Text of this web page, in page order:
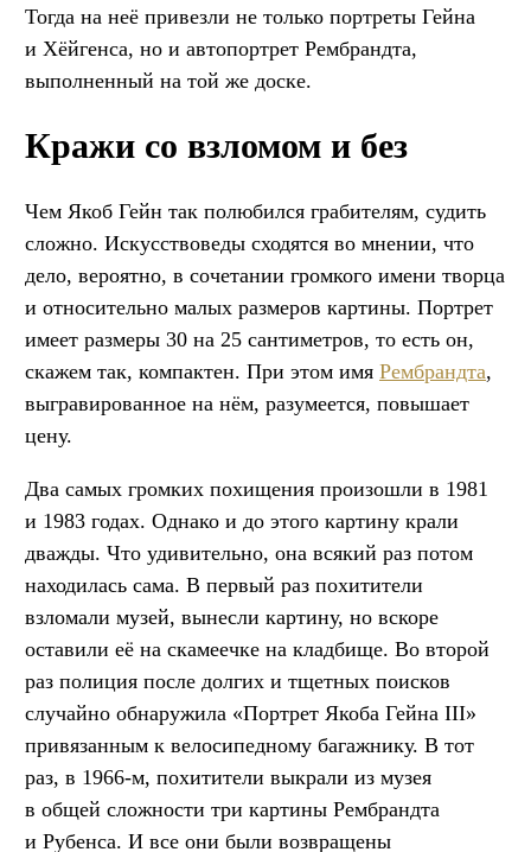
Тогда на неё привезли не только портреты Гейна
и Хёйгенса, но и автопортрет Рембрандта,
выполненный на той же доске.
Кражи со взломом и без
Чем Якоб Гейн так полюбился грабителям, судить
сложно. Искусствоведы сходятся во мнении, что
дело, вероятно, в сочетании громкого имени творца
и относительно малых размеров картины. Портрет
имеет размеры 30 на 25 сантиметров, то есть он,
скажем так, компактен. При этом имя Рембрандта,
выгравированное на нём, разумеется, повышает
цену.
Два самых громких похищения произошли в 1981
и 1983 годах. Однако и до этого картину крали
дважды. Что удивительно, она всякий раз потом
находилась сама. В первый раз похитители
взломали музей, вынесли картину, но вскоре
оставили её на скамеечке на кладбище. Во второй
раз полиция после долгих и тщетных поисков
случайно обнаружила «Портрет Якоба Гейна III»
привязанным к велосипедному багажнику. В тот
раз, в 1966-м, похитители выкрали из музея
в общей сложности три картины Рембрандта
и Рубенса. И все они были возвращены